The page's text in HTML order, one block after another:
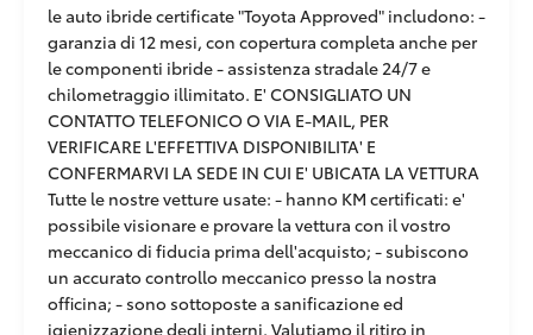
le auto ibride certificate "Toyota Approved" includono: -
garanzia di 12 mesi, con copertura completa anche per
le componenti ibride - assistenza stradale 24/7 e
chilometraggio illimitato. E' CONSIGLIATO UN
CONTATTO TELEFONICO O VIA E-MAIL, PER
VERIFICARE L'EFFETTIVA DISPONIBILITA' E
CONFERMARVI LA SEDE IN CUI E' UBICATA LA VETTURA
Tutte le nostre vetture usate: - hanno KM certificati: e'
possibile visionare e provare la vettura con il vostro
meccanico di fiducia prima dell'acquisto; - subiscono
un accurato controllo meccanico presso la nostra
officina; - sono sottoposte a sanificazione ed
igienizzazione degli interni. Valutiamo il ritiro in